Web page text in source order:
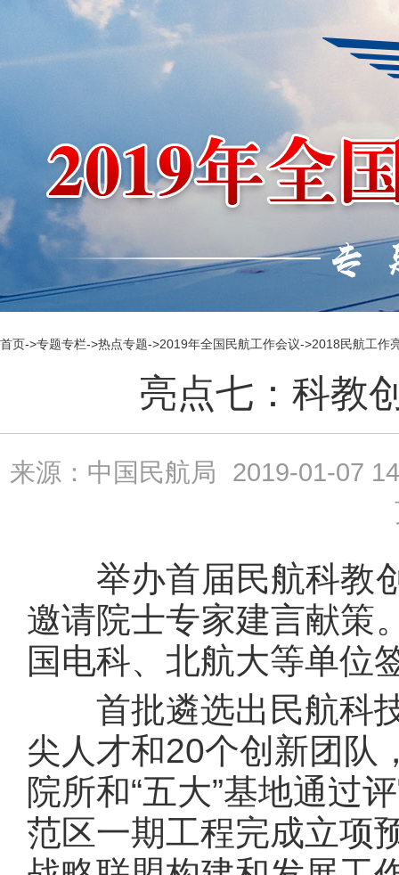
首页->专题专栏->热点专题->2019年全国民航工作会议->2018民航工作
亮点七：科教
来源：中国民航局
2019-01-07
举办首届民航科教创
邀请院士专家建言献策
国电科、北航大等单位
首批遴选出民航科技
尖人才和20个创新团队
院所和“五大”基地通过
范区一期工程完成立项